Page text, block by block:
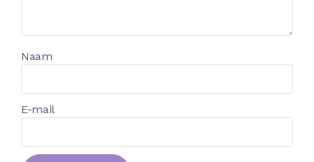
Naam
E-mail